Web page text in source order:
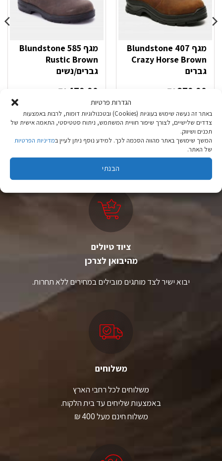
הגדרות פרטיות
באתר זה נעשה שימוש בעוגיות (Cookies) ובטכנולוגיות דומות, לרבות באמצעות
צדדים שלישיים, לצורך שיפור חוויית המשתמש, ניתוח סטטיסטי, התאמה אישית של
תכנים ושיווק.
המשך שימושך באתר מהווה הסכמה לכך. למידע נוסף ניתן לעיין במדיניות הפרטיות
של האתר.
הבנתי
מגף Blundstone 407
Crazy Horse Brown
גברים
₪379.90
בחר אפשרויות
למוצר
זה
יש
מספר
לבחור
את
האפשרויות
מגף Blundstone 585
Rustic Brown
גברים/נשים
₪ 479.90
בחר אפשרויות
למוצר
זה
יש
מספר
לבחור
את
האפשרויות
המוצר
ציוד טיולים
מהיבואן לצרכן
יבוא ישיר לצד מותגים מובילים במחירים ללא תחרות.
משלוחים
משלוחים לכל רחבי הארץ
באמצעות שליחים עד בית הלקוח.
משלוח חינם מעל 400 ₪